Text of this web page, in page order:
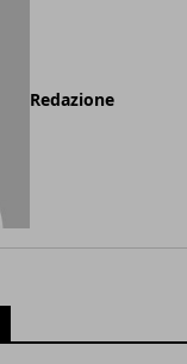
Redazione